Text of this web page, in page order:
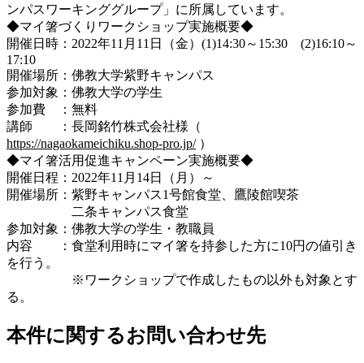
ンパスワーキンググループ」に所属しています。
◆マイ箸づくりワークショップ実施概要◆
開催日時：2022年11月11日（金）(1)14:30～15:30 (2)16:10～
17:10
開催場所：佛教大学紫野キャンパス
参加対象：佛教大学の学生
参加費 ：無料
講師 ：長岡銘竹株式会社様（
https://nagaokameichiku.shop-pro.jp/）
◆マイ箸活用促進キャンペーン実施概要◆
開催日程：2022年11月14日（月）～
開催場所：紫野キャンパス1号館食堂、鷹陵館喫茶
二条キャンパス食堂
参加対象：佛教大学の学生・教職員
内容 ：食堂利用時にマイ箸を持参した方に10円の値引き
を行う。
※ワークショップで作成したもの以外も対象とす
る。
本件に関するお問い合わせ先